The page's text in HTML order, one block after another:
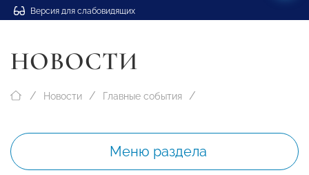
Версия для слабовидящих
НОВОСТИ
Новости Главные события
Меню раздела